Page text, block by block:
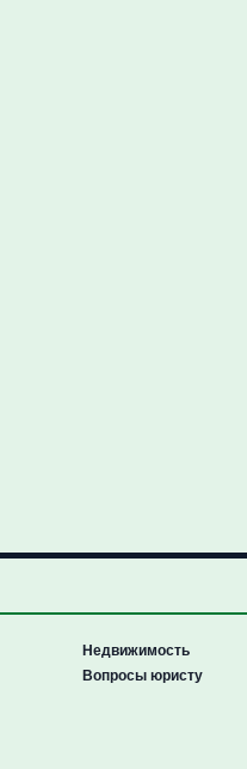
Недвижимость
Вопросы юристу